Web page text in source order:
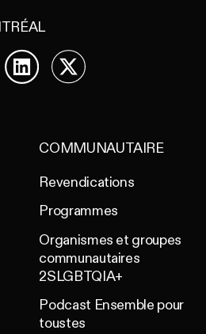
LinkedIn
X
COMMUNAUTAIRE
Revendications
Programmes
Organismes et groupes
communautaires
2SLGBTQIA+
Podcast Ensemble pour
toustes